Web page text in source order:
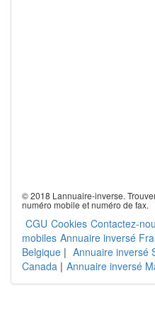
© 2018 Lannuaire-inverse.
numéro mobile et numéro de fax.
CGU Cookies Contactez-
mobiles Annuaire inversé
Belgique | Annuaire inversé
Canada | Annuaire inversé